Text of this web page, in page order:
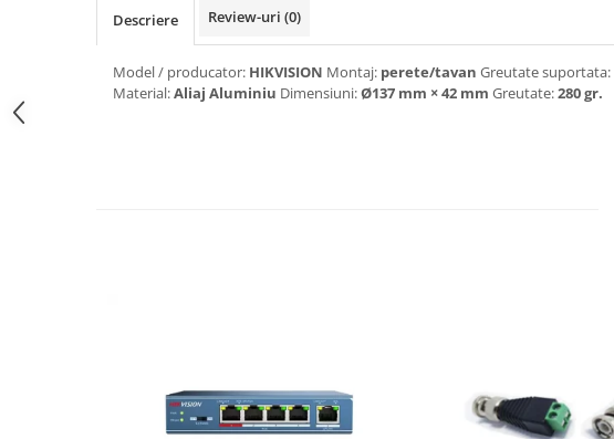
Descriere Review-uri (0)
Model / producator: HIKVISION Montaj: perete/tavan Greutate suportata:
Material:Aliaj Aluminiu Dimensiuni:Ø137 mm × 42 mm Greutate:280 gr.